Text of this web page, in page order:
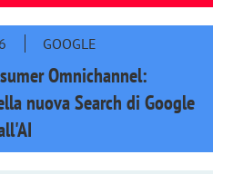
GOOGLE
Omnichannel:
nuova Search di Google